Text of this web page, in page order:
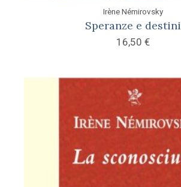
Irène Némirovsky
Speranze e destini
16,50 €